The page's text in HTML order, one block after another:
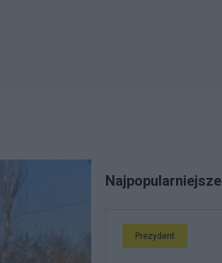
Najpopularniejsze
Prezydent